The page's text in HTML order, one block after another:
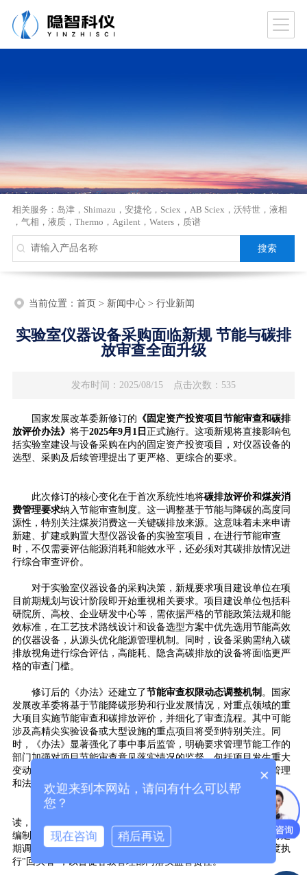
相关服务： 岛津， Shimazu ， 安捷伦， Sciex ， AB Sciex ， 沃特世， 液相
， 气相 ， 液质， Thermo ， Agilent ， Waters， 质谱
当前位置： 首页> 新闻中心> 行业新闻
实验室仪器设备采购面临新规 节能与碳排
放审查全面升级
发布时间：2025/08/15 点击次数：535
国家发展改革委新修订的 《固定资产投资项目节能审查和碳排
放评价办法》 将于2025年9月1日 正式施行。这项新规将直接影响包
括实验室建设与设备采购在内的固定资产投资项目，对仪器设备的
选型、采购及后续管理提出了更严格、更综合的要求。
此次修订的核心变化在于首次系统性地将碳排放评价和煤炭消
费管理要求纳入节能审查制度。这一调整基于节能与降碳的高度同
源性，特别关注煤炭消费这一关键碳排放来源。这意味着未来申请
新建、扩建或购置大型仪器设备的实验室项目，在进行节能审查
时，不仅需要评估能源消耗和能效水平，还必须对其碳排放情况进
行综合审查评价。
对于实验室仪器设备的采购决策，新规要求项目建设单位在项
目前期规划与设计阶段即开始重视相关要求。项目建设单位包括科
研院所、高校、企业研发中心等，需依据严格的节能政策法规和能
效标准，在工艺技术路线设计和设备选型方案中优先选用节能高效
的仪器设备，从源头优化能源管理机制。同时，设备采购需纳入碳
排放视角进行综合评估，高能耗、隐含高碳排放的设备将面临更严
格的审查门槛。
修订后的《办法》还建立了节能审查权限动态调整机制 。国家
发展改革委将基于节能降碳形势和行业发展情况，对重点领域的重
大项目实施节能审查和碳排放评价，并细化了审查流程。其中可能
涉及高精尖实验设备或大型设施的重点项目将受到特别关注。同
时，《办法》显著强化了事中事后监管，明确要求管理节能工作的
部门加强对项目节能审查意见落实情况的监督，包括项目发生重大
变动或未落实审查意见时的处置方式，并完善了节能审查验收管理
和法律责任规定。
为确保新规有效落地，国家发展改革委表示将加强政策宣贯解
读，组织编制配套的节能审查工作指南和标准规范，细化节能报告
编制、评审、验收及碳排放评价等环节的操作流程。此外，还将定
期调度各地区审查实施情况，对重大项目进行抽查，并开展制度执
行"回头看"，以督促各级管理部门落实监管责任。
×
欢迎来到本网站，请问有什么可以帮
您？
现在咨询 稍后再说